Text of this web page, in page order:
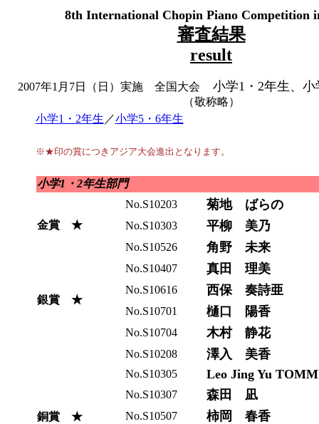
8th International Chopin Piano Competition
審査結果
result
2007年1月7日（日）実施 全国大会 小学1・2年生、小
（敬称略）
小学1・2年生 ／小学5・6年生
※★印の賞につきアジア大会進出となります。
小学1・2年生部門
金賞 ★
No.S10203 菊地 ばらの
No.S10303 平柳 美乃
No.S10526 角野 未来
銀賞 ★
No.S10407 真田 理美
No.S10616 西保 奏詩亜
No.S10701 樋口 陽香
No.S10704 木村 静花
銅賞 ★
No.S10208 澤入 美香
No.S10305 Leo Jing Yu
No.S10307 森田 凪
No.S10507 柿岡 春香